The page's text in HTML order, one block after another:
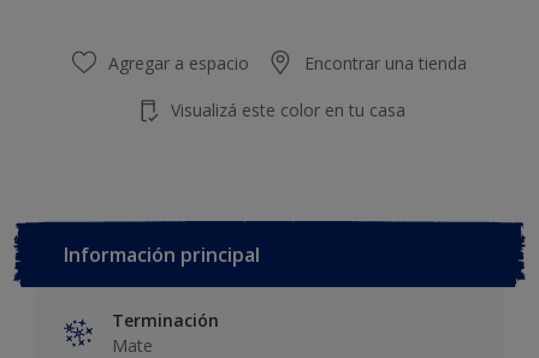
Agregar a espacio Encontrar una tienda
Visualizá este color en tu casa
Información principal
Terminación
Mate